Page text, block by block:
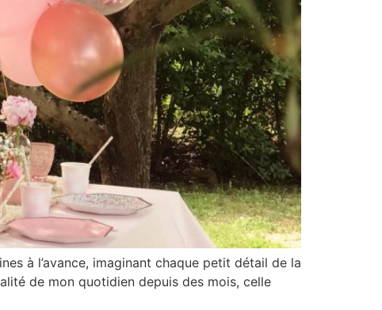
à l’avance, imaginant chaque petit détail de la
de mon quotidien depuis des mois, celle